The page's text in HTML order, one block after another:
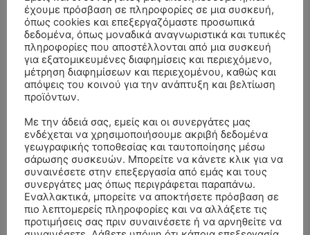
- Advertisment -
έχουμε πρόσβαση σε πληροφορίες σε μια συσκευή,
όπως cookies και επεξεργαζόμαστε προσωπικά
δεδομένα, όπως μοναδικά αναγνωριστικά και τυπικές
πληροφορίες που αποστέλλονται από μια συσκευή
για εξατομικευμένες διαφημίσεις και περιεχόμενο,
μέτρηση διαφημίσεων και περιεχομένου, καθώς και
απόψεις του κοινού για την ανάπτυξη και βελτίωση
προϊόντων.
Με την άδειά σας, εμείς και οι συνεργάτες μας
ενδέχεται να χρησιμοποιήσουμε ακριβή δεδομένα
γεωγραφικής τοποθεσίας και ταυτοποίησης μέσω
σάρωσης συσκευών. Μπορείτε να κάνετε κλικ για να
συναινέσετε στην επεξεργασία από εμάς και τους
συνεργάτες μας όπως περιγράφεται παραπάνω.
Εναλλακτικά, μπορείτε να αποκτήσετε πρόσβαση σε
πιο λεπτομερείς πληροφορίες και να αλλάξετε τις
προτιμήσεις σας πριν συναινέσετε ή να αρνηθείτε να